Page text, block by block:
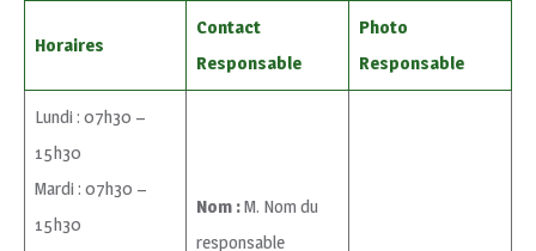
Horaires
Contact
Responsable
Photo
Responsable
Lundi : 07h30 –
15h30
Mardi : 07h30 –
15h30
Nom :M. Nom du
responsable